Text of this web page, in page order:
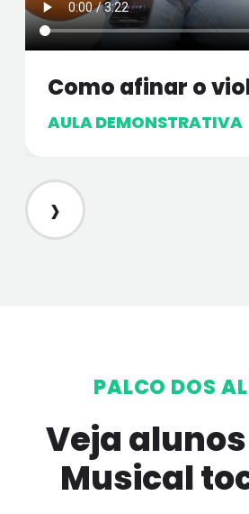
Como afinar o
AULA DEMONSTRATIVA
›
PALCO DOS
Veja
Musical